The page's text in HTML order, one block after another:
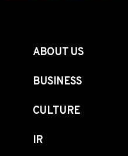
ABOUT US
BUSINESS
CULTURE
IR